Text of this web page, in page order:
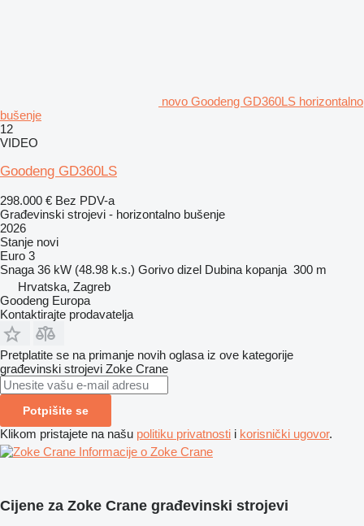
novo Goodeng GD360LS horizontalno
bušenje
12
VIDEO
Goodeng GD360LS
298.000 € Bez PDV-a
Građevinski strojevi - horizontalno bušenje
2026
Stanje novi
Euro 3
Snaga 36 kW (48.98 k.s.) Gorivo dizel Dubina kopanja 300 m
Hrvatska, Zagreb
Goodeng Europa
Kontaktirajte prodavatelja
Pretplatite se na primanje novih oglasa iz ove kategorije
građevinski strojevi Zoke Crane
Potpišite se
Klikom pristajete na našu politiku privatnosti i korisnički ugovor.
Informacije o Zoke Crane
Cijene za Zoke Crane građevinski strojevi